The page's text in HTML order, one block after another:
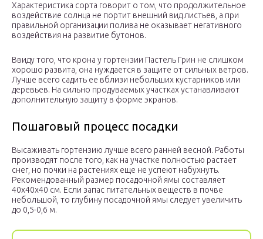
Характеристика сорта говорит о том, что продолжительное
воздействие солнца не портит внешний вид листьев, а при
правильной организации полива не оказывает негативного
воздействия на развитие бутонов.
Ввиду того, что крона у гортензии Пастель Грин не слишком
хорошо развита, она нуждается в защите от сильных ветров.
Лучше всего садить ее вблизи небольших кустарников или
деревьев. На сильно продуваемых участках устанавливают
дополнительную защиту в форме экранов.
Пошаговый процесс посадки
Высаживать гортензию лучше всего ранней весной. Работы
производят после того, как на участке полностью растает
снег, но почки на растениях еще не успеют набухнуть.
Рекомендованный размер посадочной ямы составляет
40х40х40 см. Если запас питательных веществ в почве
небольшой, то глубину посадочной ямы следует увеличить
до 0,5-0,6 м.